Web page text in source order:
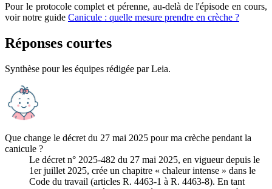
Pour le protocole complet et pérenne, au-delà de l'épisode en cours,
voir notre guide Canicule : quelle mesure prendre en crèche ?
Réponses courtes
Synthèse pour les équipes rédigée parLeia.
Que change le décret du 27 mai 2025 pour ma crèche pendant la
canicule ?
Le décret n° 2025-482 du 27 mai 2025, en vigueur depuis le
1er juillet 2025, crée un chapitre « chaleur intense » dans le
Code du travail (articles R. 4463-1 à R. 4463-8). En tant